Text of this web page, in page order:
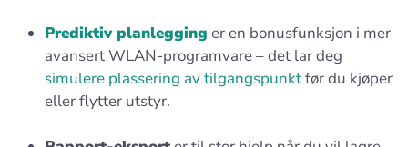
Prediktiv planlegging er en bonusfunksjon i mer
avansert WLAN-programvare – det lar deg
simulere plassering av tilgangspunktfør du kjøper
eller flytter utstyr.